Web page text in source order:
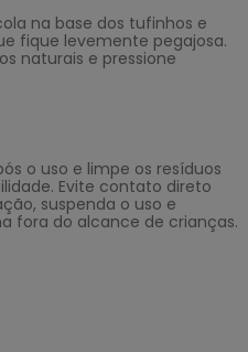
na base dos tufinhos e
fique levemente pegajosa.
naturais e pressione
o uso e limpe os resíduos
Evite contato direto
suspenda o uso e
fora do alcance de crianças.